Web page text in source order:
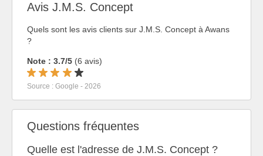
Avis J.M.S. Concept
Quels sont les avis clients sur J.M.S. Concept à Awans
?
Note : 3.7/5 (6 avis)
Source : Google - 2026
Questions fréquentes
Quelle est l'adresse de J.M.S. Concept ?